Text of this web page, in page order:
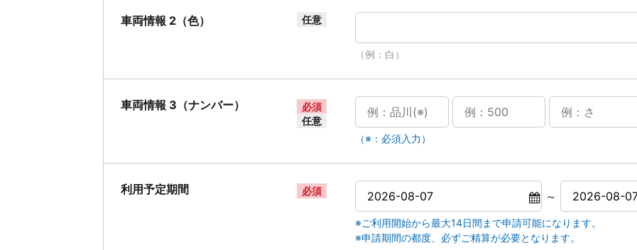
車両情報 2（色） 任意
（例：白）
車両情報 3（ナンバー）
必須
任意
（※：必須入力）
利用予定期間 必須 ～
※ご利用開始から最大14日間まで申請可能になります。
※申請期間の都度、必ずご精算が必要となります。